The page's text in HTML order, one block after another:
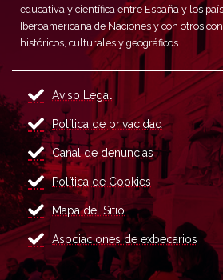
educativa y científica entre España y los
Iberoamericana de Naciones y con otros
históricos, culturales y geográficos.
Aviso Legal
Política de privacidad
Canal de denuncias
Política de Cookies
Mapa del Sitio
Asociaciones de exbecarios